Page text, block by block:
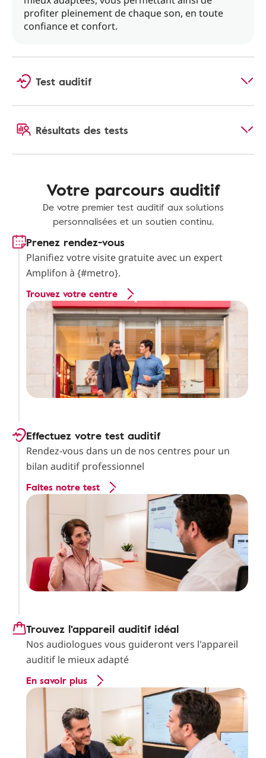
profiter pleinement de chaque son, en toute
confiance et confort.
Test auditif
Résultats des tests
Votre parcours auditif
De votre premier test auditif aux solutions
personnalisées et un soutien continu.
Prenez rendez-vous
Planifiez votre visite gratuite avec un expert
Amplifon à {#metro}.
Trouvez votre centre
Effectuez votre test auditif
Rendez-vous dans un de nos centres pour un
bilan auditif professionnel
Faites notre test
Trouvez l'appareil auditif idéal
Nos audiologues vous guideront vers l'appareil
auditif le mieux adapté
En savoir plus